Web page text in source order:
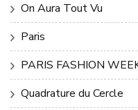
On Aura Tout Vu
Paris
PARIS FASHION
Quadrature du Cercle